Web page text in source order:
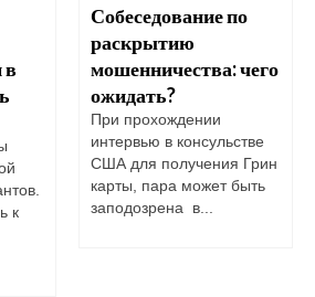
в
к
Собеседование по
раскрытию
мошенничества: чего
ожидать?
При прохождении
интервью в консульстве
США для получения Грин
карты, пара может быть
заподозрена в...